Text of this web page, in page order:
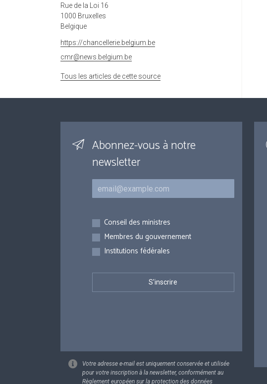
Rue de la Loi 16
1000 Bruxelles
Belgique
https://chancellerie.belgium.be
cmr@news.belgium.be
Tous les articles de cette source
Abonnez-vous à notre
newsletter
Courriel
Inscriptions
Conseil des ministres
Membres du gouvernement
Institutions fédérales
Votre adresse e-mail est uniquement conservée et utilisée
pour votre inscription à la newsletter, conformément au
Règlement européen sur la protection des données